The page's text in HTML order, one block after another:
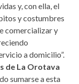
y, con ella, el
y costumbres
comercializar y
a domicilio”.
de La Orotava
sumarse a esta